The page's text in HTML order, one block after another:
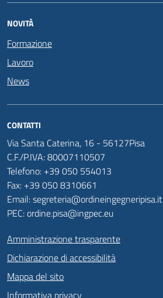
NOVITÀ
Formazione
Lavoro
News
CONTATTI
Via Santa Caterina, 16 - 56127Pisa
C.F./P.IVA: 80007110507
Telefono: +39 050 554013
Fax: +39 050 8310661
Email: segreteria@ordineingegneripisa.it
PEC: ordine.pisa@ingpec.eu
Amministrazione trasparente
Dichiarazione di accessibilità
Mappa del sito
Informativa privacy